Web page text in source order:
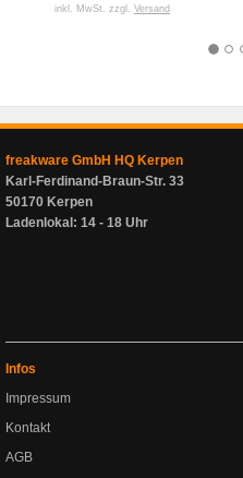
inkl. MwSt. zzgl. Versand
freakware GmbH HQ Kerpen
Karl-Ferdinand-Braun-Str. 33
50170 Kerpen
Ladenlokal: 14 - 18 Uhr
Infos
Impressum
Kontakt
AGB